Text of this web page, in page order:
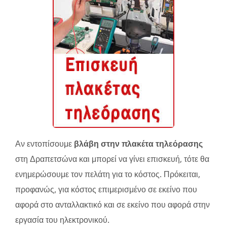
Αν εντοπίσουμε βλάβη στην πλακέτα τηλεόρασης
στη Δραπετσώνα και μπορεί να γίνει επισκευή, τότε θα
ενημερώσουμε τον πελάτη για το κόστος. Πρόκειται,
προφανώς, για κόστος επιμερισμένο σε εκείνο που
αφορά στο ανταλλακτικό και σε εκείνο που αφορά στην
εργασία του ηλεκτρονικού.